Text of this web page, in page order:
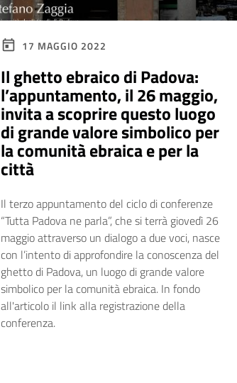
17 MAGGIO 2022
Il ghetto ebraico di Padova:
l’appuntamento, il 26 maggio,
invita a scoprire questo luogo
di grande valore simbolico per
la comunità ebraica e per la
città
Il terzo appuntamento del ciclo di conferenze
“Tutta Padova ne parla”, che si terrà giovedì 26
maggio attraverso un dialogo a due voci, nasce
con l’intento di approfondire la conoscenza del
ghetto di Padova, un luogo di grande valore
simbolico per la comunità ebraica. In fondo
all'articolo il link alla registrazione della
conferenza.